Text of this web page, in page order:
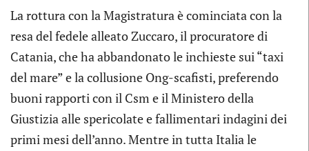
La rottura con la Magistratura è cominciata con la
resa del fedele alleato Zuccaro, il procuratore di
Catania, che ha abbandonato le inchieste sui “taxi
del mare” e la collusione Ong-scafisti, preferendo
buoni rapporti con il Csm e il Ministero della
Giustizia alle spericolate e fallimentari indagini dei
primi mesi dell’anno. Mentre in tutta Italia le